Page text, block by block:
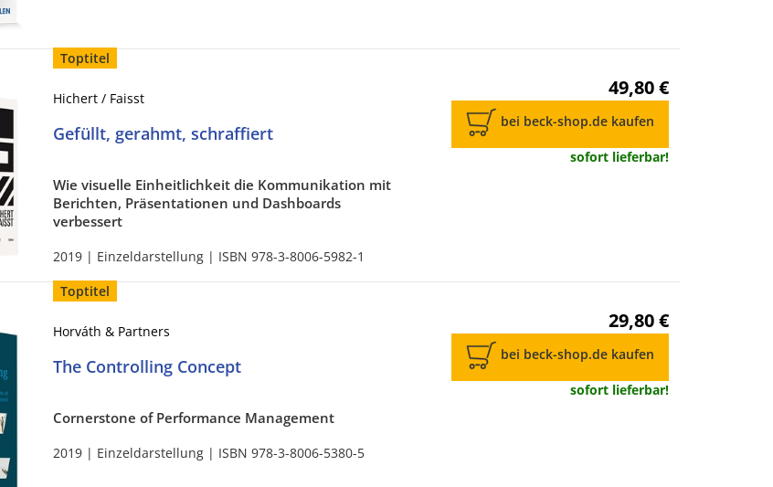
Toptitel
Hichert / Faisst
Gefüllt, gerahmt, schraffiert
Wie visuelle Einheitlichkeit die Kommunikation mit
Berichten, Präsentationen und Dashboards
verbessert
2019 | Einzeldarstellung | ISBN 978-3-8006-5982-1
49,80 €
bei beck-shop.de kaufen
sofort lieferbar!
Toptitel
Horváth & Partners
The Controlling Concept
Cornerstone of Performance Management
2019 | Einzeldarstellung | ISBN 978-3-8006-5380-5
29,80 €
bei beck-shop.de kaufen
sofort lieferbar!